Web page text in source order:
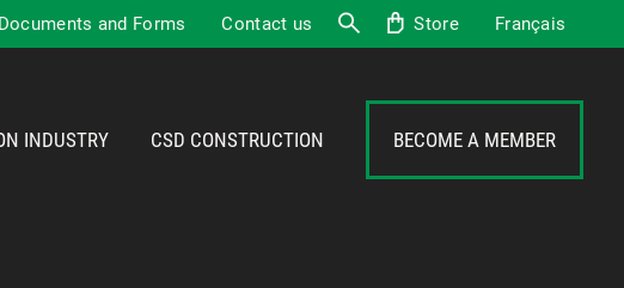
Documents and Forms Contact us Store Français
INDUSTRY CSD CONSTRUCTION BECOME A MEMBER